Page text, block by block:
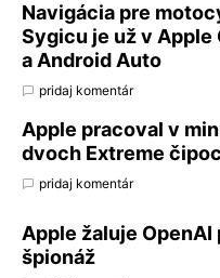
Navigácia pre
Sygicu je už v Apple
a Android Auto
pridaj komentár
Apple pracoval v
dvoch Extreme
pridaj komentár
Apple žaluje
špionáž